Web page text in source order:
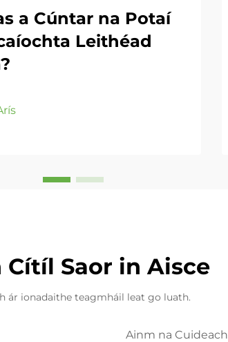
a Cúntar na Potaí
Leithéad
Cítíl Saor in Aisce
ár ionadaithe teagmháil leat go luath.
Ainm na